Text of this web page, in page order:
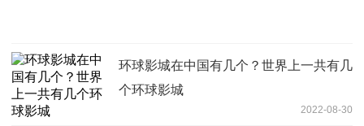
环球影城在中国有几个？世界上一共有几
个环球影城
2022-08-30